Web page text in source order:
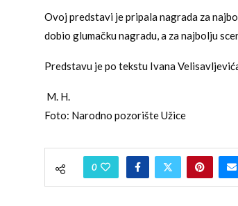
Ovoj predstavi je pripala nagrada za
dobio glumačku nagradu, a za najbolju
Predstavu je po tekstu Ivana
M. H.
Foto: Narodno pozorište Užice
0